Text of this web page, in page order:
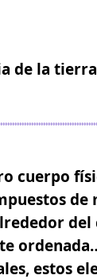
de la
cuerpo
de
del
estos